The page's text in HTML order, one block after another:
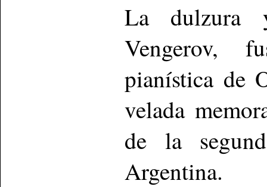
La dulzura
Vengerov,
pianística de
velada
de la
Argentina.